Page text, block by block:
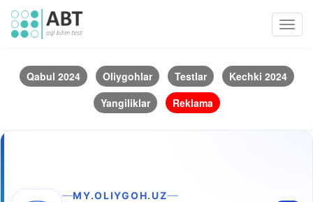
Qabul 2024 Oliygohlar Testlar
Kechki 2024
Yangiliklar
Reklama
MY.OLIYGOH.UZ